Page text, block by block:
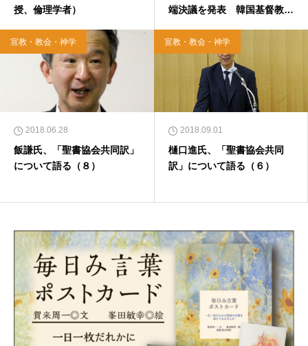
授、倫理学者）
端決議を発表 韓国基督教総
宣教・教会・神学
2018.06.28
飯謙氏、「聖書協会共同訳」
について語る（８）
宣教・教会・神学
2018.09.01
樋口進氏、「聖書協会共同
訳」について語る（６）